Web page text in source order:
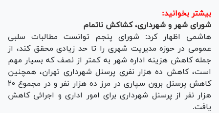
بیشتر بخوانید:
شورای شهر و شهرداری، کشاکش ناتمام
هاشمی اظهار کرد: شورای پنجم توانست مطالبات سلبی
عمومی در حوزه مدیریت شهری را تا حد زیادی محقق کند، از
جمله کاهش هزینه اداره شهر به کمتر از نصف که بسیار مهم
است، کاهش ده هزار نفری پرسنل شهرداری تهران، همچنین
کاهش پرسنل برون سپاری در مرز ده هزار نفر و در مجموع ۲۰
هزار نفر از پرسنل شهرداری برای امور اداری و اجرائی کاهش
یافت.